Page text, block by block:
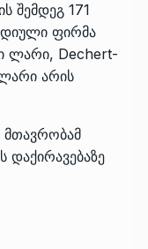
შემდეგ 171
ფირმა
ლარი, Dechert-
არის
მთავრობამ
დაქირავებაზე